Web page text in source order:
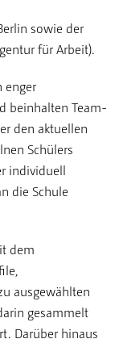
sowie der
für Arbeit).
enger
beinhalten Team-
den aktuellen
Schülers
individuell
die Schule
dem
ausgewählten
gesammelt
Darüber hinaus